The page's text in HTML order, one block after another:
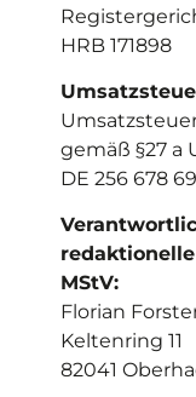
HRB 171898
gemäß §27 a
DE 256 678
redaktionelle
MStV:
Florian
Keltenring 11
82041